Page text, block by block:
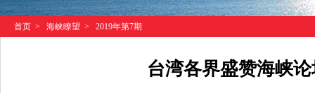
首页 > 海峡瞭望 > 2019年第7期
台湾各界盛赞海峡